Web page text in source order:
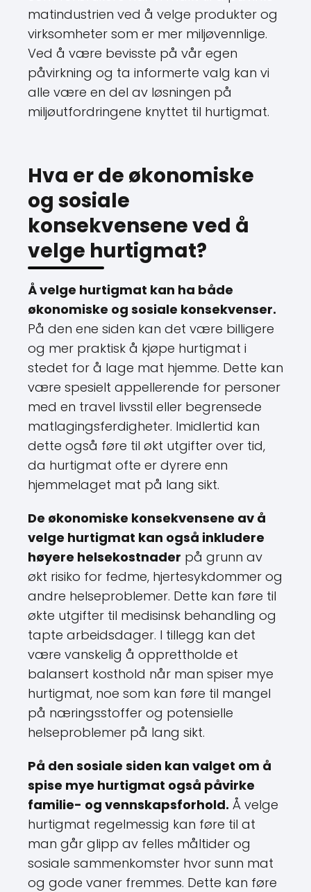
matindustrien ved å velge produkter og
virksomheter som er mer miljøvennlige.
Ved å være bevisste på vår egen
påvirkning og ta informerte valg kan vi
alle være en del av løsningen på
miljøutfordringene knyttet til hurtigmat.
Hva er de økonomiske
og sosiale
konsekvensene ved å
velge hurtigmat?
Å velge hurtigmat kan ha både
økonomiske og sosiale konsekvenser.
På den ene siden kan det være billigere
og mer praktisk å kjøpe hurtigmat i
stedet for å lage mat hjemme. Dette kan
være spesielt appellerende for personer
med en travel livsstil eller begrensede
matlagingsferdigheter. Imidlertid kan
dette også føre til økt utgifter over tid,
da hurtigmat ofte er dyrere enn
hjemmelaget mat på lang sikt.
De økonomiske konsekvensene av å
velge hurtigmat kan også inkludere
høyere helsekostnader på grunn av
økt risiko for fedme, hjertesykdommer og
andre helseproblemer. Dette kan føre til
økte utgifter til medisinsk behandling og
tapte arbeidsdager. I tillegg kan det
være vanskelig å opprettholde et
balansert kosthold når man spiser mye
hurtigmat, noe som kan føre til mangel
på næringsstoffer og potensielle
helseproblemer på lang sikt.
På den sosiale siden kan valget om å
spise mye hurtigmat også påvirke
familie- og vennskapsforhold. Å velge
hurtigmat regelmessig kan føre til at
man går glipp av felles måltider og
sosiale sammenkomster hvor sunn mat
og gode vaner fremmes. Dette kan føre